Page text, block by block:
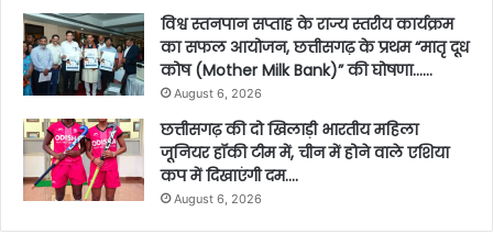
विश्व स्तनपान सप्ताह के राज्य स्तरीय कार्यक्रम
का सफल आयोजन, छत्तीसगढ़ के प्रथम “मातृ दूध
कोष (Mother Milk Bank)” की घोषणा……
August 6, 2026
छत्तीसगढ़ की दो खिलाड़ी भारतीय महिला
जूनियर हॉकी टीम में, चीन में होने वाले एशिया
कप में दिखाएंगी दम….
August 6, 2026